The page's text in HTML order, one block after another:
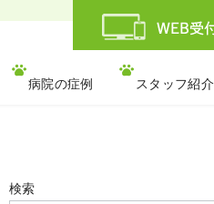
病院の症例 スタッフ紹介
検索